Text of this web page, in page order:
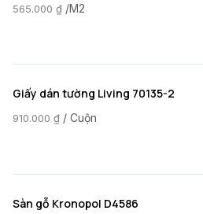
565.000 ₫ /M2
Giấy dán tường Living 70135-2
910.000 ₫ / Cuộn
Sàn gỗ Kronopol D4586